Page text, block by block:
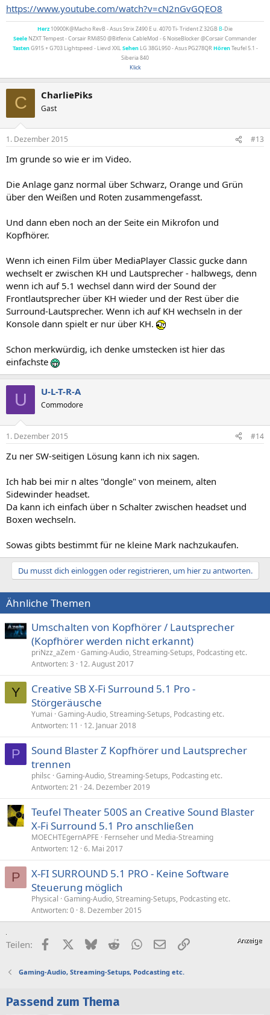
https://www.youtube.com/watch?v=cN2nGvGQEO8
Herz 10900K@Macho RevB - Asus Strix Z490 E u. 4070 Ti- Trident Z 32GBB-Die
Seele NZXT Tempest - Corsair RMi850 @Bitfenix CableMod - 6 NoiseBlocker @Corsair Commander
TastenG915 + G703 Lightspeed - Lievd XXL SehenLG 38GL950 - Asus PG278QR HörenTeufel 5.1 -
Siberia 840
Klick
C CharliePiks
Gast
1. Dezember 2015 #13
Im grunde so wie er im Video.
Die Anlage ganz normal über Schwarz, Orange und Grün
über den Weißen und Roten zusammengefasst.
Und dann eben noch an der Seite ein Mikrofon und
Kopfhörer.
Wenn ich einen Film über MediaPlayer Classic gucke dann
wechselt er zwischen KH und Lautsprecher - halbwegs, denn
wenn ich auf 5.1 wechsel dann wird der Sound der
Frontlautsprecher über KH wieder und der Rest über die
Surround-Lautsprecher. Wenn ich auf KH wechseln in der
Konsole dann spielt er nur über KH.
Schon merkwürdig, ich denke umstecken ist hier das
einfachste
U U-L-T-R-A
Commodore
1. Dezember 2015 #14
Zu ner SW-seitigen Lösung kann ich nix sagen.
Ich hab bei mir n altes "dongle" von meinem, alten
Sidewinder headset.
Da kann ich einfach über n Schalter zwischen headset und
Boxen wechseln.
Sowas gibts bestimmt für ne kleine Mark nachzukaufen.
Du musst dich einloggen oder registrieren, um hier zu antworten.
Ähnliche Themen
Umschalten von Kopfhörer / Lautsprecher
(Kopfhörer werden nicht erkannt)
priNzz_aZem Gaming-Audio, Streaming-Setups, Podcasting etc.
Antworten 3 12. August 2017
Y
Creative SB X-Fi Surround 5.1 Pro -
Störgeräusche
Yumai Gaming-Audio, Streaming-Setups, Podcasting etc.
Antworten 11 12. Januar 2018
P
Sound Blaster Z Kopfhörer und Lautsprecher
trennen
philsc Gaming-Audio, Streaming-Setups, Podcasting etc.
Antworten 21 24. Dezember 2019
Teufel Theater 500S an Creative Sound Blaster
X-Fi Surround 5.1 Pro anschließen
MOECHTEgernAPFE
Fernseher und Media-Streaming
Antworten 12 6. Mai 2017
P
X-FI SURROUND 5.1 PRO - Keine Software
Steuerung möglich
Physical Gaming-Audio, Streaming-Setups, Podcasting etc.
Antworten 0 8. Dezember 2015
Teilen: FacebookX (Twitter)
BlueskyRedditWhatsApp
E-MailLink
Gaming-Audio, Streaming-Setups, Podcasting etc.
Passend zum Thema